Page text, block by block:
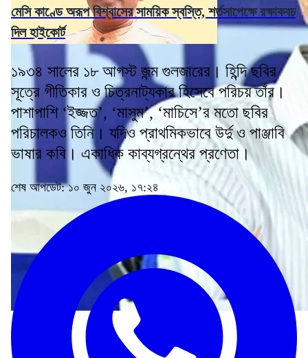
মেসি কাণ্ডে অরূপ বিশ্বাসের সাময়িক স্বস্তি, শর্তসাপেক্ষে রক্ষাকবচ
দিল হাইকোর্ট
১৯৩৪ সালের ১৮ আগস্ট জন্ম গুলজারের। হিন্দি ছবির
সূত্রে গীতিকার ও চিত্রনাট্যকার হিসেবে পরিচয় তাঁর।
পাশাপাশি ‘ইজ্জত’, ‘মাসুম’, ‘মাচিসে’র মতো ছবির
পরিচালকও তিনি। যদিও প্রাথমিকভাবে উর্দু ও পাঞ্জাবি
ভাষার কবি। একাধিক কাব্যগ্রন্থের প্রণেতা।
শেষ আপডেট: ১০ জুন ২০২৬, ১৭:২৪